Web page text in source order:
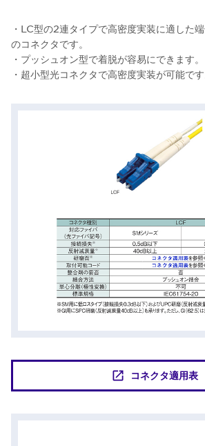
・LC型の2連タイプで高密度実装に適した
のコネクタです。
・プッシュオン型で着脱が容易にできます。
・超小型光コネクタで高密度実装が可能です
コネクタ適用表